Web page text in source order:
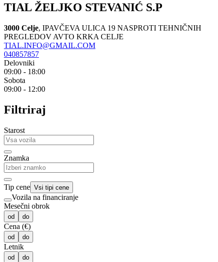
TIAL ŽELJKO STEVANIĆ S.P
3000 Celje, IPAVČEVA ULICA 19 NASPROTI TEHNIČNIH
PREGLEDOV AVTO KRKA CELJE
TIAL.INFO@GMAIL.COM
040857857
Delovniki
09:00 - 18:00
Sobota
09:00 - 12:00
Filtriraj
Starost
Znamka
Tip cene Vsi tipi cene
Vozila na financiranje
Mesečni obrok
od do
Cena (€)
od do
Letnik
od do